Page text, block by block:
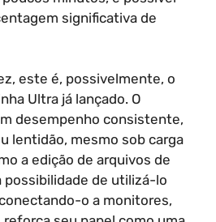
significativa de
este é, possivelmente, o
Ultra já lançado. O
desempenho consistente,
lentidão, mesmo sob carga
a edição de arquivos de
possibilidade de utilizá-lo
o a monitores,